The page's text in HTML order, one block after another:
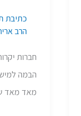
כתיבת
הרב
חברות
הבמה
מאד מאד
קטיפה